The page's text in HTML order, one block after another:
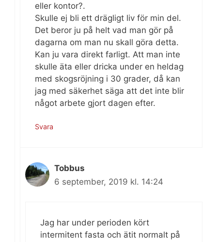
eller kontor?.
Skulle ej bli ett drägligt liv för min del.
Det beror ju på helt vad man gör på
dagarna om man nu skall göra detta.
Kan ju vara direkt farligt. Att man inte
skulle äta eller dricka under en heldag
med skogsröjning i 30 grader, då kan
jag med säkerhet säga att det inte blir
något arbete gjort dagen efter.
Svara
Tobbus
6 september, 2019 kl. 14:24
Jag har under perioden kört
intermitent fasta och ätit normalt på